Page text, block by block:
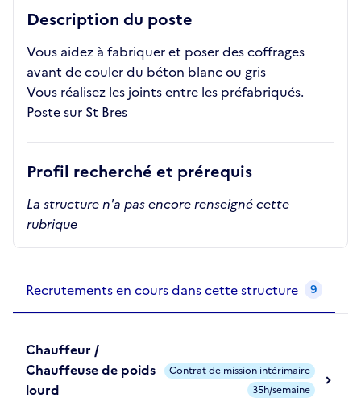
Description du poste
Vous aidez à fabriquer et poser des coffrages
avant de couler du béton blanc ou gris
Vous réalisez les joints entre les préfabriqués.
Poste sur St Bres
Profil recherché et prérequis
La structure n'a pas encore renseigné cette
rubrique
Recrutements en cours dans cette structure 9
Chauffeur /
Chauffeuse de poids
lourd
Contrat de mission intérimaire
35h/semaine